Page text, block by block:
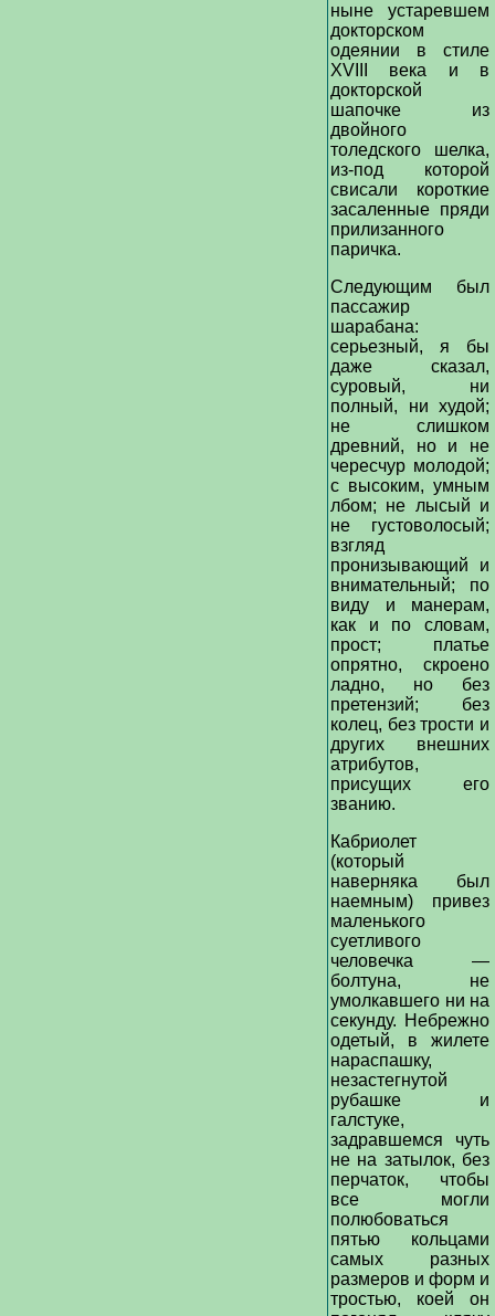
ныне устаревшем
докторском
одеянии в стиле
XVIII века и в
докторской
шапочке из
двойного
толедского шелка,
из-под которой
свисали короткие
засаленные пряди
прилизанного
паричка.
Следующим был
пассажир
шарабана:
серьезный, я бы
даже сказал,
суровый, ни
полный, ни худой;
не слишком
древний, но и не
чересчур молодой;
с высоким, умным
лбом; не лысый и
не густоволосый;
взгляд
пронизывающий и
внимательный; по
виду и манерам,
как и по словам,
прост; платье
опрятно, скроено
ладно, но без
претензий; без
колец, без трости и
других внешних
атрибутов,
присущих его
званию.
Кабриолет
(который
наверняка был
наемным) привез
маленького
суетливого
человечка —
болтуна, не
умолкавшего ни на
секунду. Небрежно
одетый, в жилете
нараспашку,
незастегнутой
рубашке и
галстуке,
задравшемся чуть
не на затылок, без
перчаток, чтобы
все могли
полюбоваться
пятью кольцами
самых разных
размеров и форм и
тростью, коей он